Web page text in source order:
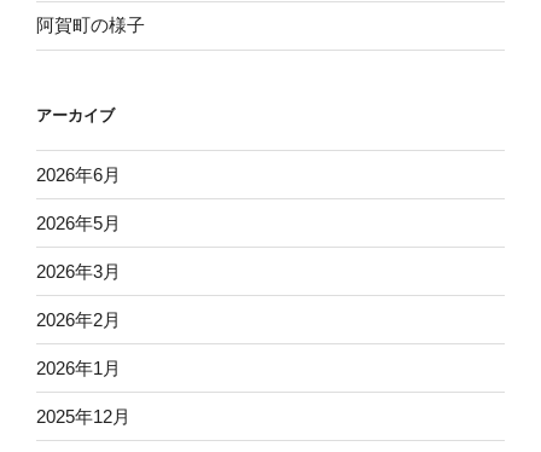
阿賀町の様子
アーカイブ
2026年6月
2026年5月
2026年3月
2026年2月
2026年1月
2025年12月